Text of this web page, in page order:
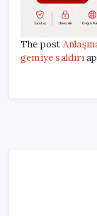
The post
gemiye saldırı